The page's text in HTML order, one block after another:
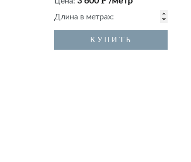
Длина в метрах:
КУПИТЬ